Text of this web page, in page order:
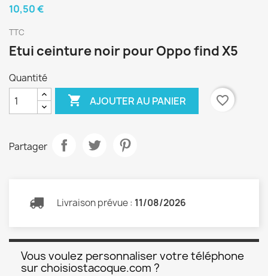
10,50 €
TTC
Etui ceinture noir pour Oppo find X5
Quantité
 AJOUTER AU PANIER favorite_border
Partager
Livraison prévue : 11/08/2026
Vous voulez personnaliser votre téléphone
sur choisiostacoque.com ?